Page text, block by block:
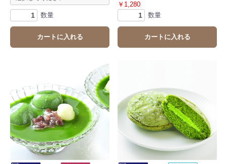
数量
カートに入れる
￥1,280
数量
カートに入れる